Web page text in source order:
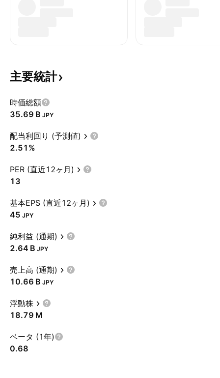
主要統計
時価総額
‪35.69 B‬ JPY
配当利回り (予測値)
2.51%
PER (直近12ヶ月)
13
基本EPS (直近12ヶ月)
45 JPY
純利益 (通期)
‪2.64 B‬ JPY
売上高 (通期)
‪10.66 B‬ JPY
浮動株
‪18.79 M‬
ベータ (1年)
0.68